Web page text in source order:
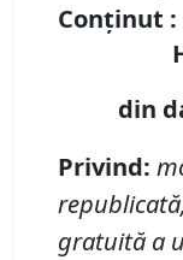
Conținut :
din
Privind:
gratuită a